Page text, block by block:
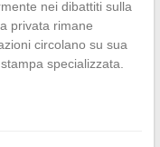
nei dibattiti sulla
privata rimane
circolano su sua
specializzata.